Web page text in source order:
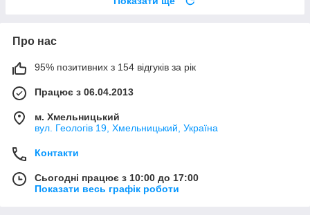
Про нас
95% позитивних з 154 відгуків за рік
Працює з 06.04.2013
м. Хмельницький
вул. Геологів 19, Хмельницький, Україна
Контакти
Сьогодні працює з 10:00 до 17:00
Показати весь графік роботи